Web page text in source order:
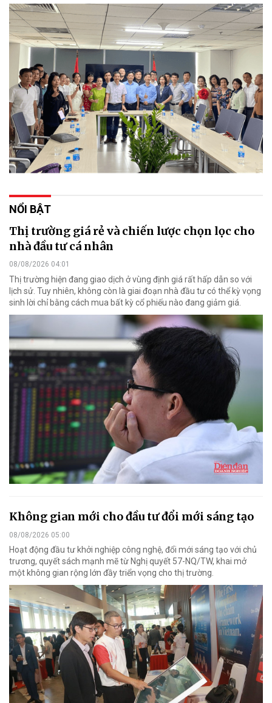
NỔI BẬT
Thị trường giá rẻ và chiến lược chọn lọc cho
nhà đầu tư cá nhân
08/08/2026 04:01
Thị trường hiện đang giao dịch ở vùng định giá rất hấp dẫn so với
lịch sử. Tuy nhiên, không còn là giai đoạn nhà đầu tư có thể kỳ vọng
sinh lời chỉ bằng cách mua bất kỳ cổ phiếu nào đang giảm giá.
Không gian mới cho đầu tư đổi mới sáng tạo
08/08/2026 05:00
Hoạt động đầu tư khởi nghiệp công nghệ, đổi mới sáng tạo với chủ
trương, quyết sách mạnh mẽ từ Nghị quyết 57-NQ/TW, khai mở
một không gian rộng lớn đầy triển vọng cho thị trường.